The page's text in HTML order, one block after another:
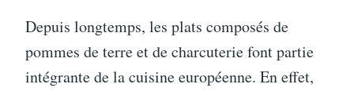
Depuis longtemps, les plats composés de
pommes de terre et de charcuterie font partie
intégrante de la cuisine européenne. En effet,